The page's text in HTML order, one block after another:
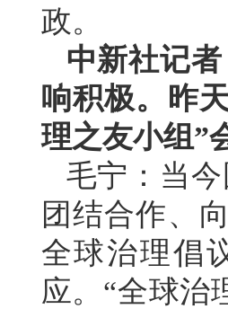
政。
中新社记
响积极。昨
理之友小组”
毛宁：当
团结合作、
全球治理倡
应。“全球治